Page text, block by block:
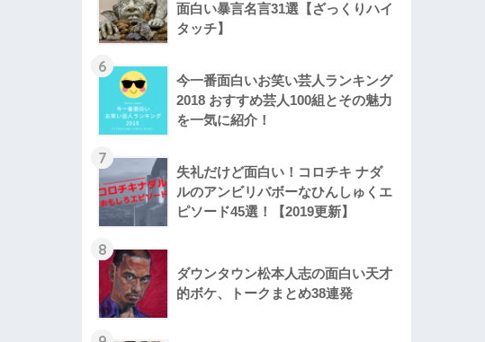
面白い暴言名言31選【ざっくりハイ
タッチ】
6
今一番面白いお笑い芸人ランキング
2018 おすすめ芸人100組とその魅力
を一気に紹介！
7
失礼だけど面白い！コロチキ ナダ
ルのアンビリバボーなひんしゅくエ
ピソード45選！【2019更新】
8
ダウンタウン松本人志の面白い天才
的ボケ、トークまとめ38連発